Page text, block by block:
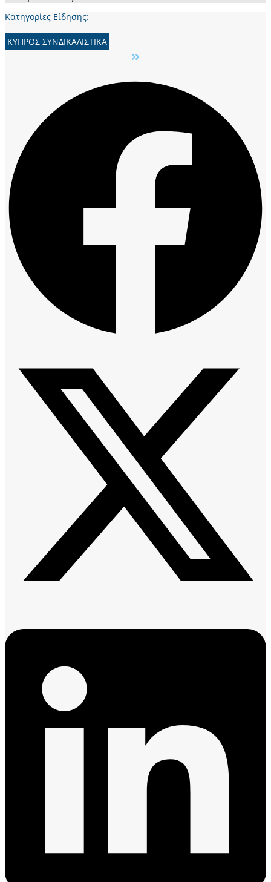
Κατηγορίες Είδησης:
ΚΥΠΡΟΣ ΣΥΝΔΙΚΑΛΙΣΤΙΚΑ